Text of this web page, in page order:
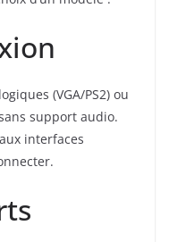
(VGA/PS2) ou
support audio.
interfaces